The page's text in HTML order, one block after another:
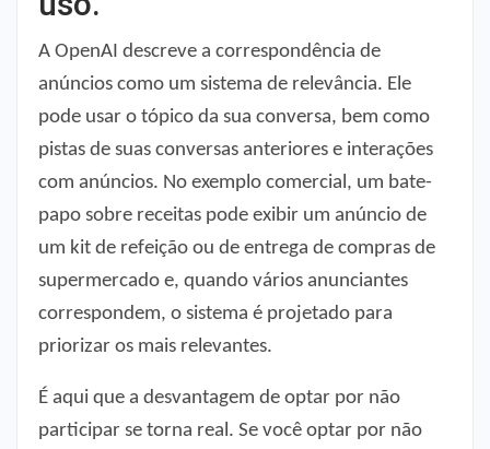
A OpenAI descreve a correspondência de
anúncios como um sistema de relevância. Ele
pode usar o tópico da sua conversa, bem como
pistas de suas conversas anteriores e interações
com anúncios. No exemplo comercial, um bate-
papo sobre receitas pode exibir um anúncio de
um kit de refeição ou de entrega de compras de
supermercado e, quando vários anunciantes
correspondem, o sistema é projetado para
priorizar os mais relevantes.
É aqui que a desvantagem de optar por não
participar se torna real. Se você optar por não